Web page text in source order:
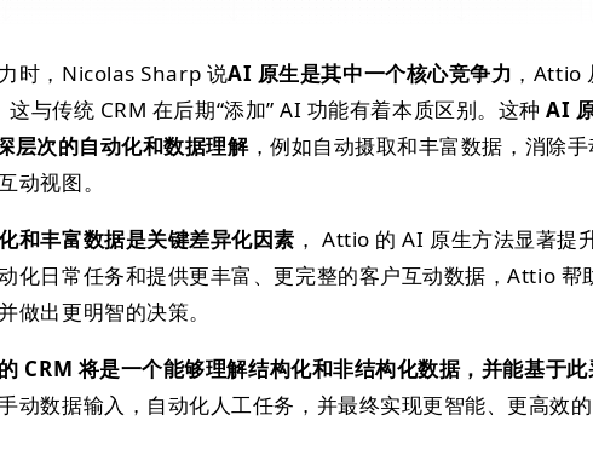
时，Nicolas Sharp 说AI 原生是其中一个核心竞争力 ，Attio
这与传统 CRM 在后期“添加” AI 功能有着本质区别。这种AI
次的自动化和数据理解，例如自动摄取和丰富数据，消除手
动视图。
和丰富数据是关键差异化因素 ， Attio 的 AI 原生方法显著提
化日常任务和提供更丰富、更完整的客户互动数据，Attio 帮
做出更明智的决策。
CRM 将是一个能够理解结构化和非结构化数据，并能基于
动数据输入，自动化人工任务，并最终实现更智能、更高效